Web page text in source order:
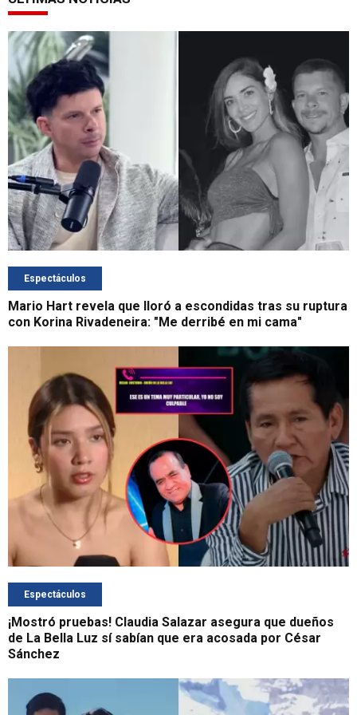
Espectáculos
Mario Hart revela que lloró a escondidas tras su ruptura
con Korina Rivadeneira: "Me derribé en mi cama"
Espectáculos
¡Mostró pruebas! Claudia Salazar asegura que dueños
de La Bella Luz sí sabían que era acosada por César
Sánchez